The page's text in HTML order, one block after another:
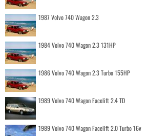
1987 Volvo 740 Wagon 2.3
1984 Volvo 740 Wagon 2.3 131HP
1986 Volvo 740 Wagon 2.3 Turbo 155HP
1989 Volvo 740 Wagon Facelift 2.4 TD
1989 Volvo 740 Wagon Facelift 2.0 Turbo 16v